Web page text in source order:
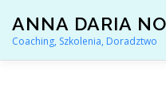
treści
ANNA DARIA
Coaching, Szkolenia, Doradztwo